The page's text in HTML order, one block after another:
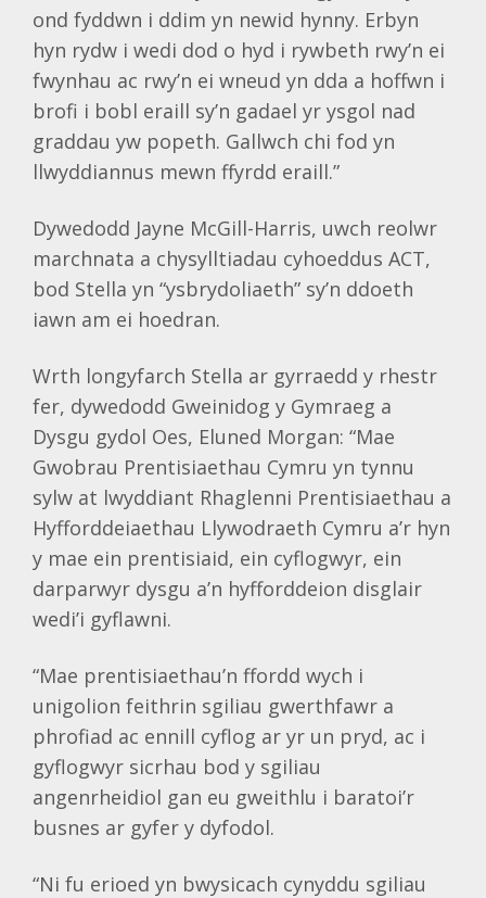
ond fyddwn i ddim yn newid hynny. Erbyn
hyn rydw i wedi dod o hyd i rywbeth rwy’n ei
fwynhau ac rwy’n ei wneud yn dda a hoffwn i
brofi i bobl eraill sy’n gadael yr ysgol nad
graddau yw popeth. Gallwch chi fod yn
llwyddiannus mewn ffyrdd eraill.”
Dywedodd Jayne McGill-Harris, uwch reolwr
marchnata a chysylltiadau cyhoeddus ACT,
bod Stella yn “ysbrydoliaeth” sy’n ddoeth
iawn am ei hoedran.
Wrth longyfarch Stella ar gyrraedd y rhestr
fer, dywedodd Gweinidog y Gymraeg a
Dysgu gydol Oes, Eluned Morgan: “Mae
Gwobrau Prentisiaethau Cymru yn tynnu
sylw at lwyddiant Rhaglenni Prentisiaethau a
Hyfforddeiaethau Llywodraeth Cymru a’r hyn
y mae ein prentisiaid, ein cyflogwyr, ein
darparwyr dysgu a’n hyfforddeion disglair
wedi’i gyflawni.
“Mae prentisiaethau’n ffordd wych i
unigolion feithrin sgiliau gwerthfawr a
phrofiad ac ennill cyflog ar yr un pryd, ac i
gyflogwyr sicrhau bod y sgiliau
angenrheidiol gan eu gweithlu i baratoi’r
busnes ar gyfer y dyfodol.
“Ni fu erioed yn bwysicach cynyddu sgiliau